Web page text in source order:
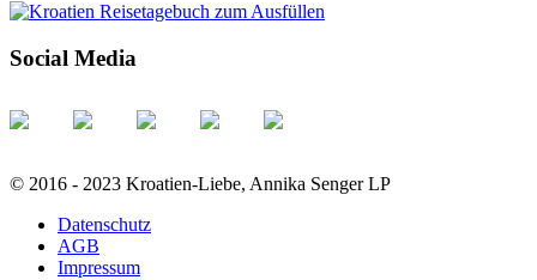
Social Media
© 2016 - 2023 Kroatien-Liebe, Annika Senger LP
Datenschutz
AGB
Impressum